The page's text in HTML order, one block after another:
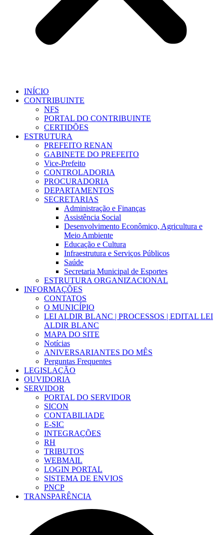
INÍCIO
CONTRIBUINTE
NFS
PORTAL DO CONTRIBUINTE
CERTIDÕES
ESTRUTURA
PREFEITO RENAN
GABINETE DO PREFEITO
Vice-Prefeito
CONTROLADORIA
PROCURADORIA
DEPARTAMENTOS
SECRETARIAS
Administração e Finanças
Assistência Social
Desenvolvimento Econômico, Agricultura e
Meio Ambiente
Educação e Cultura
Infraestrutura e Serviços Públicos
Saúde
Secretaria Municipal de Esportes
ESTRUTURA ORGANIZACIONAL
INFORMAÇÕES
CONTATOS
O MUNICÍPIO
LEI ALDIR BLANC | PROCESSOS | EDITAL LEI
ALDIR BLANC
MAPA DO SITE
Notícias
ANIVERSARIANTES DO MÊS
Perguntas Frequentes
LEGISLAÇÃO
OUVIDORIA
SERVIDOR
PORTAL DO SERVIDOR
SICON
CONTABILIADE
E-SIC
INTEGRAÇÕES
RH
TRIBUTOS
WEBMAIL
LOGIN PORTAL
SISTEMA DE ENVIOS
PNCP
TRANSPARÊNCIA